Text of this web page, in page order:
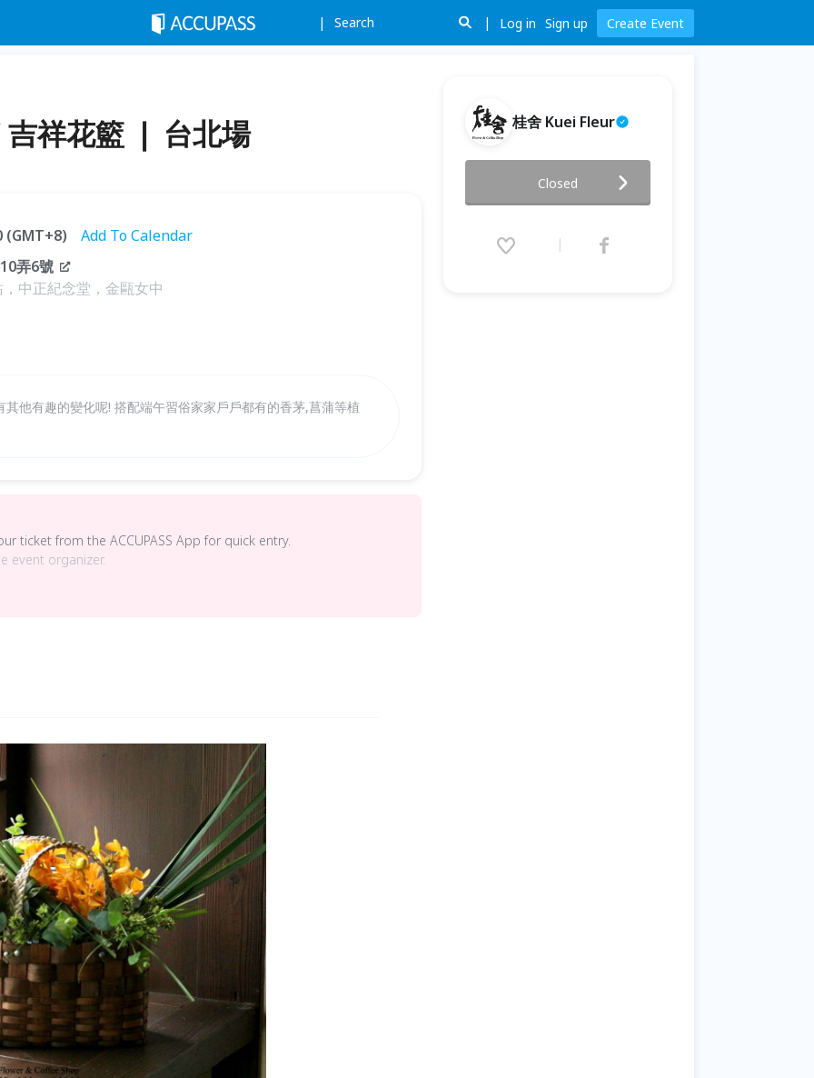
Search Log in Sign up Create Event
祥花籃 ❘ 台北場
(GMT+8)
Add To Calendar
弄6號
中正紀念堂，金甌女中
他有趣的變化呢! 搭配端午習俗家家戶戶都有的香茅,菖蒲等植
ticket from the ACCUPASS App for quick entry.
event organizer.
桂舍 Kuei Fleur
2016.06.03 (Fri) 19:00 - 21:00
Closed